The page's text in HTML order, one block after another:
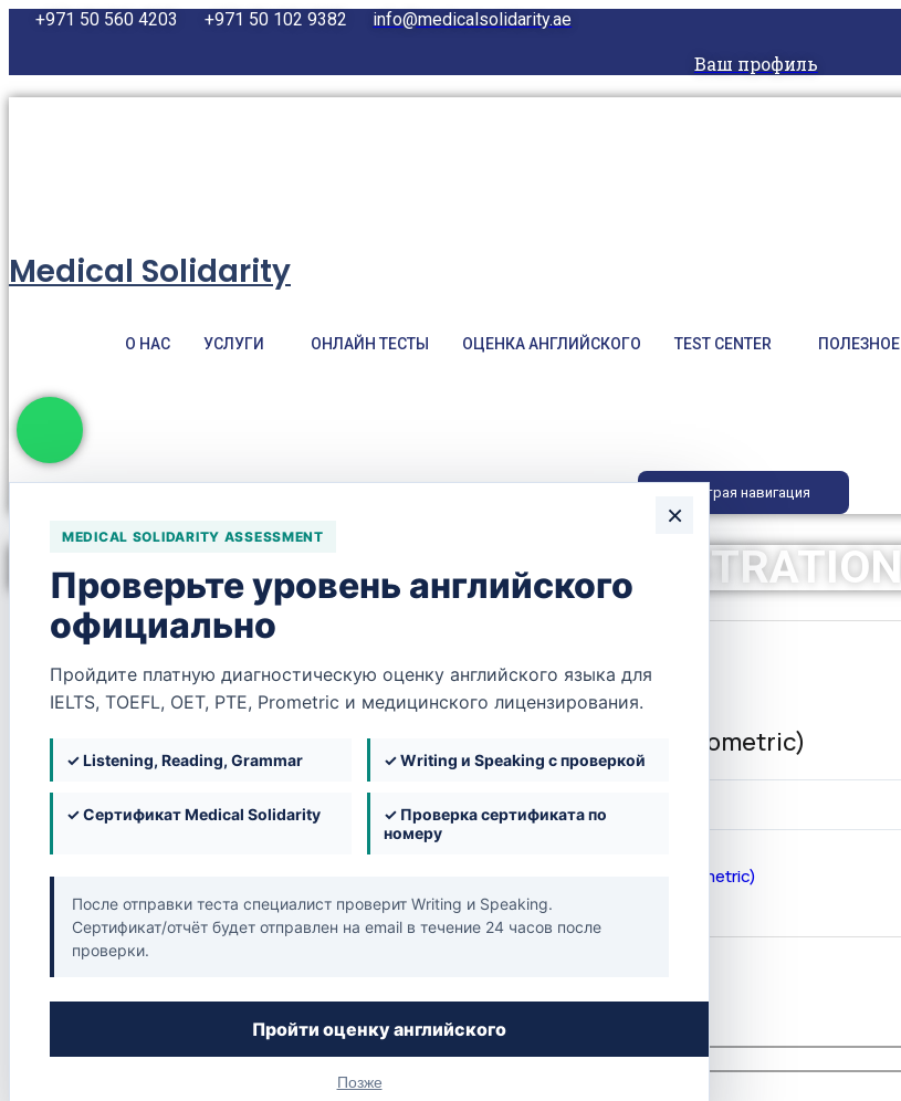
Перейти
+971 50 560 4203 +971 50 102 9382 info@medicalsolidarity.ae
Ваш профиль
Medical Solidarity
×
MEDICAL SOLIDARITY ASSESSMENT
Проверьте уровень английского
официально
Пройдите платную диагностическую оценку английского языка для
IELTS, TOEFL, OET, PTE, Prometric и медицинского лицензирования.
✓ Listening, Reading, Grammar ✓ Writing и Speaking с проверкой
✓ Сертификат Medical Solidarity
✓ Проверка сертификата по
номеру
После отправки теста специалист проверит Writing и Speaking.
Сертификат/отчёт будет отправлен на email в течение 24 часов после
проверки.
Пройти оценку английского
Позже
О НАС УСЛУГИ ОНЛАЙН ТЕСТЫ ОЦЕНКА АНГЛИЙСКОГО TEST CENTER ПОЛЕЗНОЕ
Быстрая навигация
REGISTRATION
Order Overview
Clinical Psychology (Prometric)
Цена 250,00 $
Clinical Psychology (Prometric)
Имя пользователя